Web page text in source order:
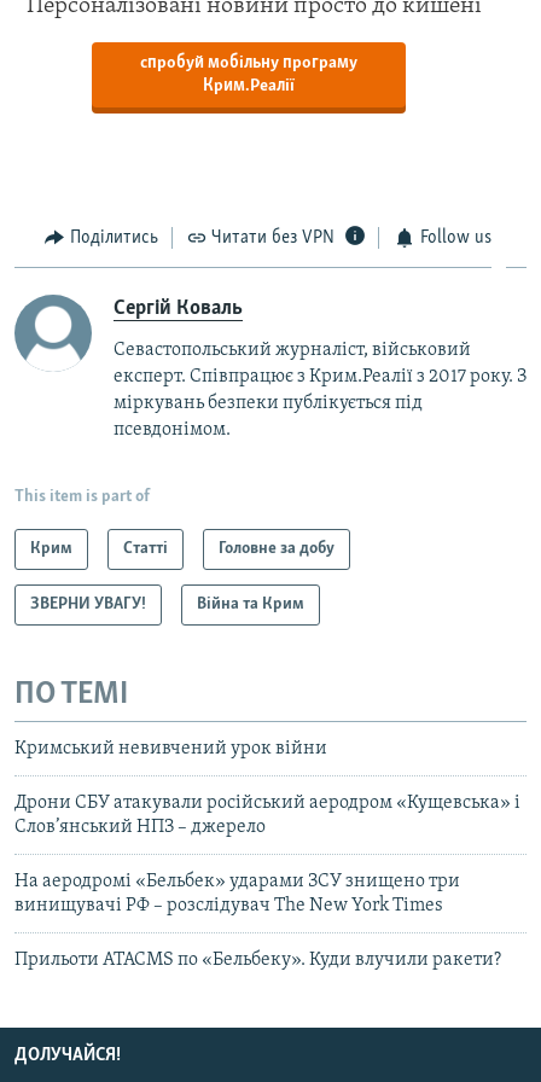
Персоналізовані новини просто до кишені
спробуй мобільну програму
Крим.Реалії
Поділитись Читати без VPN Follow us
Сергій Коваль
Севастопольський журналіст, військовий
експерт. Співпрацює з Крим.Реалії з 2017 року. З
міркувань безпеки публікується під
псевдонімом.
This item is part of
Крим Статті Головне за добу
ЗВЕРНИ УВАГУ! Війна та Крим
ПО ТЕМІ
Кримський невивчений урок війни
Дрони СБУ атакували російський аеродром «Кущевська» і
Слов’янський НПЗ – джерело
На аеродромі «Бельбек» ударами ЗСУ знищено три
винищувачі РФ – розслідувач The New York Times
Прильоти ATACMS по «Бельбеку». Куди влучили ракети?
ДОЛУЧАЙСЯ!